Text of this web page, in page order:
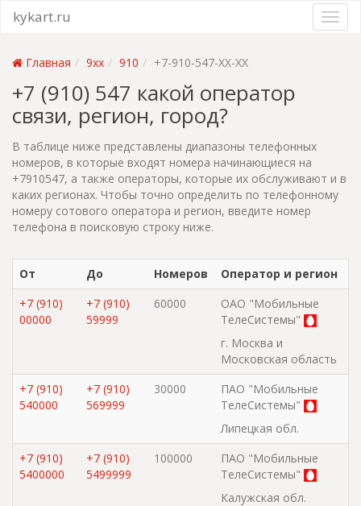
kykart.ru
Главная 9xx 910 +7-910-547-XX-XX
+7 (910) 547 какой оператор
связи, регион, город?
В таблице ниже представлены диапазоны телефонных
номеров, в которые входят номера начинающиеся на
+7910547, а также операторы, которые их обслуживают и в
каких регионах. Чтобы точно определить по телефонному
номеру сотового оператора и регион, введите номер
телефона в поисковую строку ниже.
От До Номеров
Оператор и регион
+7 (910)
00000
+7 (910)
59999
60000
ОАО "Мобильные
ТелеСистемы"
г. Москва и
Московская область
+7 (910)
540000
+7 (910)
569999
30000
ПАО "Мобильные
ТелеСистемы"
Липецкая обл.
+7 (910)
5400000
+7 (910)
5499999
100000
ПАО "Мобильные
ТелеСистемы"
Калужская обл.